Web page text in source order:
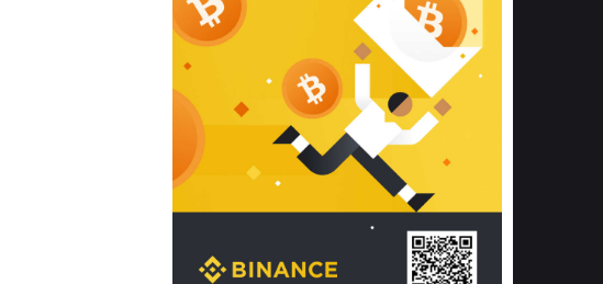
thêm các nghiên cứu khoa học về tác
động của giấc ngủ và môi trường
phòng ngủ đối với sức khỏe con
người tại Sleep Foundation (External
Link) để có cái nhìn toàn diện hơn.
2. Các tiêu chí vàng khi lựa chọn
chăn ga gối đệm cao cấp cho phòng
ngủ
Để sở hữu một bộ chăn ga gối đệm
cao cấp hoàn hảo cả về thẩm mỹ lẫn
công năng, người tiêu dùng cần cân
nhắc kỹ lưỡng các tiêu chí quan trọng